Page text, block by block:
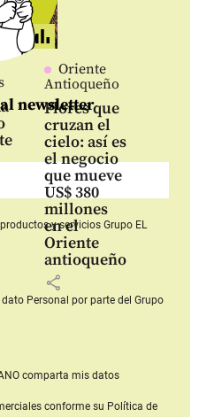
Oriente
Antioqueño
Flores que
cruzan el
cielo: así es
el negocio
que mueve
US$ 380
millones
en el
Oriente
antioqueño
share
newsletter
y serviciosGrupo EL
Personal por parte del Grupo
comparta mis datos
conforme su Política de